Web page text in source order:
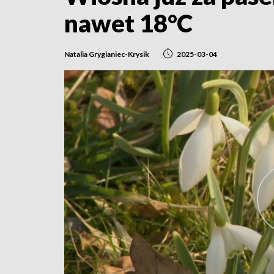
nawet 18°C
Natalia Grygianiec-Krysik 2025-03-04